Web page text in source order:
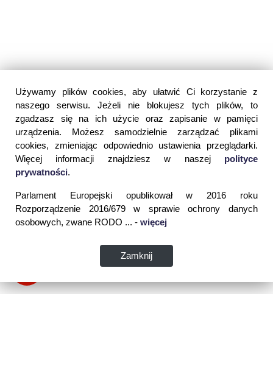
Używamy plików cookies, aby ułatwić Ci korzystanie z
naszego serwisu. Jeżeli nie blokujesz tych plików, to
zgadzasz się na ich użycie oraz zapisanie w pamięci
urządzenia. Możesz samodzielnie zarządzać plikami
cookies, zmieniając odpowiednio ustawienia przeglądarki.
Więcej informacji znajdziesz w naszej polityce
prywatności.
Parlament Europejski opublikował w 2016 roku
Rozporządzenie 2016/679 w sprawie ochrony danych
osobowych, zwane RODO ... - więcej
Zamknij